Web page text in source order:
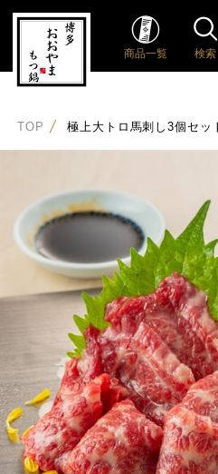
商品一覧 検索
TOP 極上大トロ馬刺し3個セッ